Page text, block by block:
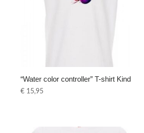
“Water color controller” T-shirt Kind
€ 15,95